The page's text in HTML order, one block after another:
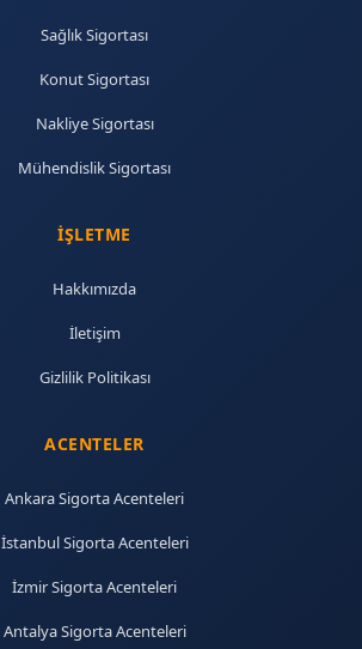
Sağlık Sigortası
Konut Sigortası
Nakliye Sigortası
Mühendislik Sigortası
İŞLETME
Hakkımızda
İletişim
Gizlilik Politikası
ACENTELER
Ankara Sigorta Acenteleri
İstanbul Sigorta Acenteleri
İzmir Sigorta Acenteleri
Antalya Sigorta Acenteleri